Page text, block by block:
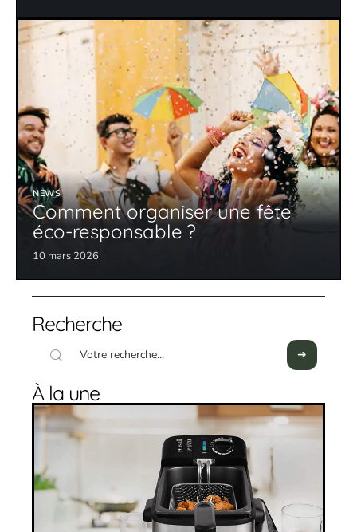
NEWS
Comment organiser une fête
éco-responsable ?
10 mars 2026
Recherche
À la une